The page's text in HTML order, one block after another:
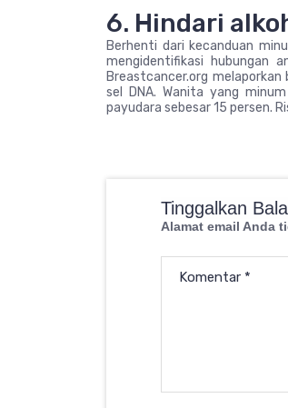
6. Hindari
Berhenti dari kecanduan
mengidentifikasi hubungan
Breastcancer.org
sel DNA. Wanita yang
payudara sebesar 15 persen.
Tinggalkan
Alamat email Anda
Komentar *